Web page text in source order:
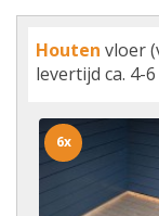
Houten vloer
levertijd ca. 4-
6x